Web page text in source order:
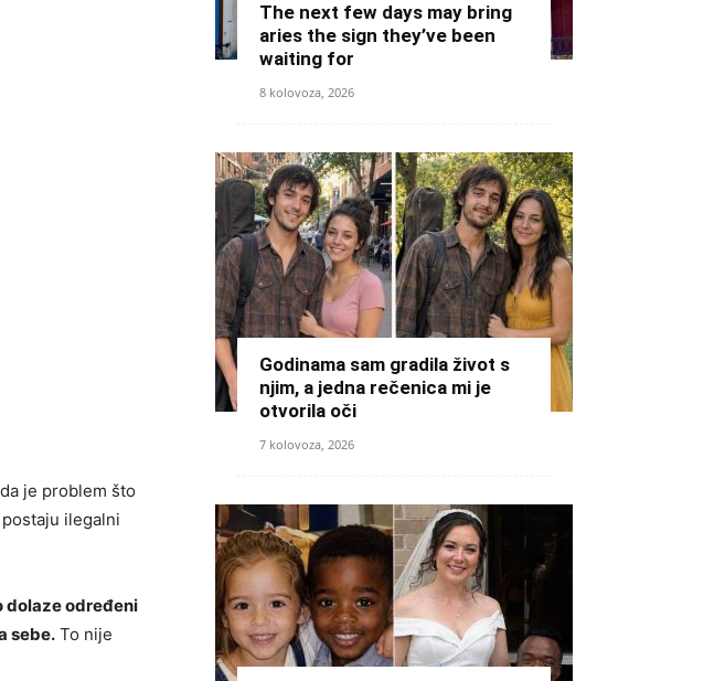
je problem što
ilegalni
dolaze određeni
sebe. To nije
The next few days may bring
aries the sign they’ve been
waiting for
8 kolovoza, 2026
Godinama sam gradila život s
njim, a jedna rečenica mi je
otvorila oči
7 kolovoza, 2026